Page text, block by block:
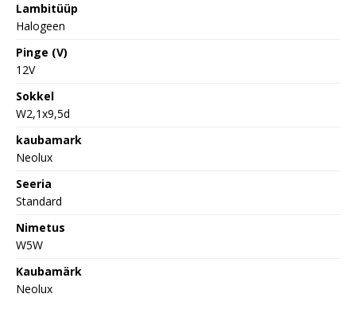
Lambitüüp
Halogeen
Pinge (V)
12V
Sokkel
W2,1x9,5d
kaubamark
Neolux
Seeria
Standard
Nimetus
W5W
Kaubamärk
Neolux